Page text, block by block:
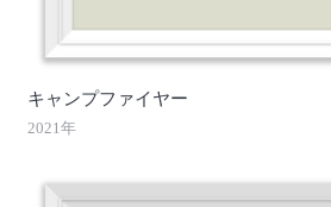
キャンプファイヤー
2021年